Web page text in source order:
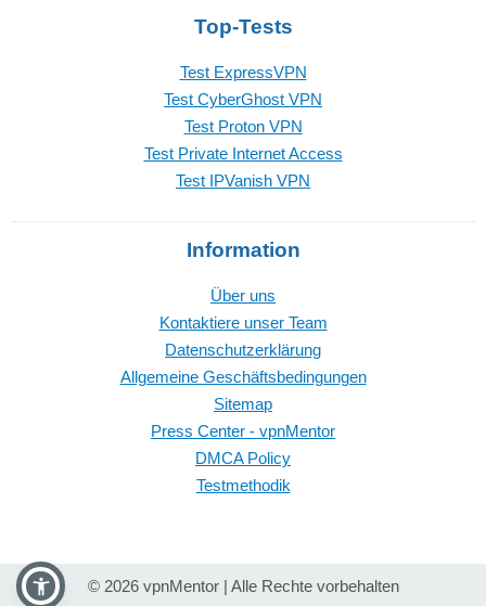
Top-Tests
Test ExpressVPN
Test CyberGhost VPN
Test Proton VPN
Test Private Internet Access
Test IPVanish VPN
Information
Über uns
Kontaktiere unser Team
Datenschutzerklärung
Allgemeine Geschäftsbedingungen
Sitemap
Press Center - vpnMentor
DMCA Policy
Testmethodik
© 2026 vpnMentor | Alle Rechte vorbehalten